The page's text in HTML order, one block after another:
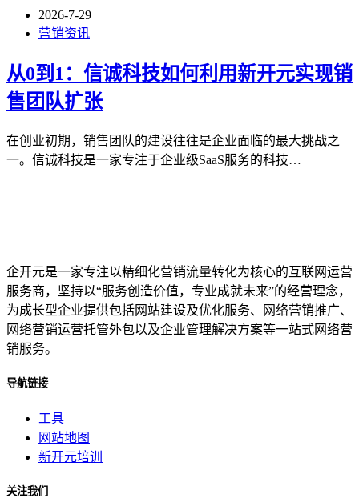
2026-7-29
营销资讯
从0到1：信诚科技如何利用新开元实现销
售团队扩张
在创业初期，销售团队的建设往往是企业面临的最大挑战之
一。信诚科技是一家专注于企业级SaaS服务的科技…
企开元是一家专注以精细化营销流量转化为核心的互联网运营
服务商，坚持以“服务创造价值，专业成就未来”的经营理念，
为成长型企业提供包括网站建设及优化服务、网络营销推广、
网络营销运营托管外包以及企业管理解决方案等一站式网络营
销服务。
导航链接
工具
网站地图
新开元培训
关注我们